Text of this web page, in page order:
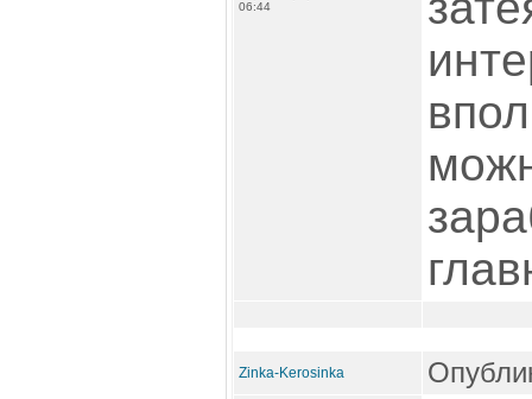
06:44
Zinka-Kerosinka